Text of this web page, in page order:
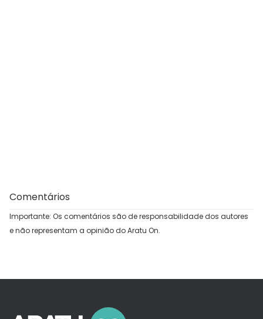
Comentários
Importante: Os comentários são de responsabilidade dos autores
e não representam a opinião do Aratu On.